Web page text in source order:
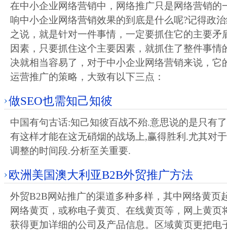
在中小企业网络营销中，网络推广只是网络营销的
响中小企业网络营销效果的到底是什么呢?记得政
之说，就是针对一件事情，一定要抓住它的主要矛
因素，只要抓住这个主要因素，就抓住了整件事情
决就相当容易了，对于中小企业网络营销来说，它
运营推广的策略，大致有以下三点：
做SEO也需知己知彼
中国有句古话:知己知彼百战不殆.意思说的是只有
有这样才能在这无硝烟的战场上,赢得胜利.尤其对
调整的时间段.分析至关重要.
欧洲美国澳大利亚B2B外贸推广方法
外贸B2B网站推广的渠道多种多样，其中网络黄页
网络黄页，或称电子黄页、在线黄页等，网上黄页
获得更加详细的公司及产品信息。区域黄页更把电